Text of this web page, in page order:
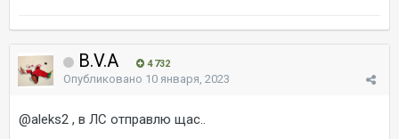
B.V.A 4 732
Опубликовано 10 января, 2023
@aleks2 , в ЛС отправлю щас..